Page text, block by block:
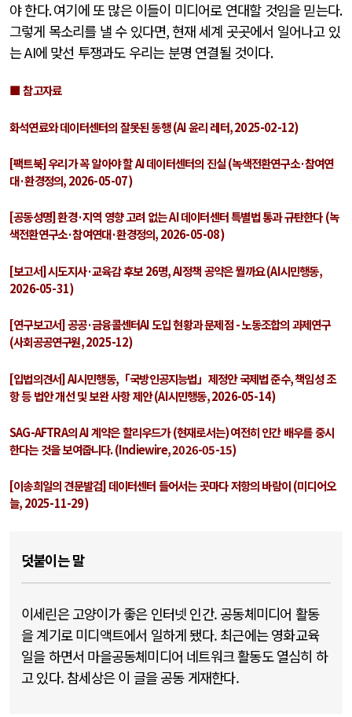
야 한다.여기에 또 많은 이들이 미디어로 연대할 것임을 믿는다.
그렇게 목소리를 낼 수 있다면, 현재 세계 곳곳에서 일어나고 있
는AI에 맞선 투쟁과도 우리는 분명 연결될 것이다.
■ 참고자료
화석연료와 데이터센터의 잘못된 동행(AI윤리 레터, 2025-02-12)
[팩트북]우리가 꼭 알아야 할AI데이터센터의 진실(녹색전환연구소·참여연
대·환경정의, 2026-05-07)
[공동성명]환경·지역 영향 고려 없는AI데이터센터 특별법 통과 규탄한다(녹
색전환연구소·참여연대·환경정의, 2026-05-08)
[보고서]시도지사·교육감 후보26명, AI정책 공약은 뭘까요(AI시민행동,
2026-05-31)
[연구보고서]공공·금융콜센터AI도입 현황과 문제점-노동조합의 과제연구
(사회공공연구원, 2025-12)
[입법의견서] AI시민행동, 「국방인공지능법」제정안 국제법 준수,책임성 조
항 등 법안 개선 및 보완 사항 제안(AI시민행동, 2026-05-14)
SAG-AFTRA의AI계약은 할리우드가(현재로서는)여전히 인간 배우를 중시
한다는 것을 보여줍니다. (Indiewire, 2026-05-15)
[이송희일의 견문발검]데이터센터 들어서는 곳마다 저항의 바람이(미디어오
늘, 2025-11-29)
덧붙이는 말
이세린은 고양이가 좋은 인터넷 인간. 공동체미디어 활동
을 계기로 미디액트에서 일하게 됐다. 최근에는 영화교육
일을 하면서 마을공동체미디어 네트워크 활동도 열심히 하
고 있다. 참세상은 이 글을 공동 게재한다.